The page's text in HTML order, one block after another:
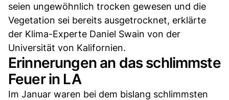
seien ungewöhnlich trocken gewesen und die
Vegetation sei bereits ausgetrocknet, erklärte
der Klima-Experte Daniel Swain von der
Universität von Kalifornien.
Erinnerungen an das schlimmste
Feuer in LA
Im Januar waren bei dem bislang schlimmsten